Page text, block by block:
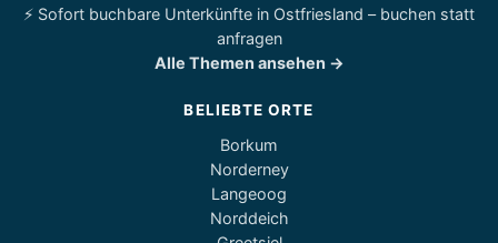
⚡ Sofort buchbare Unterkünfte in Ostfriesland – buchen statt
anfragen
Alle Themen ansehen →
BELIEBTE ORTE
Borkum
Norderney
Langeoog
Norddeich